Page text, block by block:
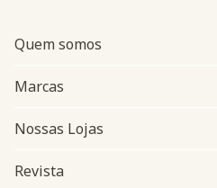
Quem somos
Marcas
Nossas Lojas
Revista